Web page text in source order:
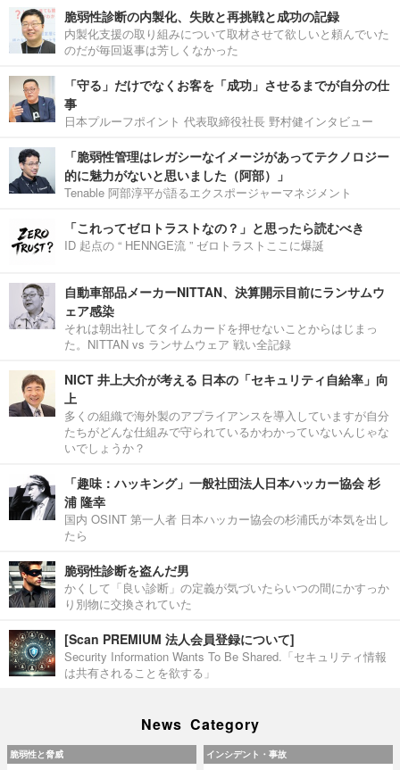
脆弱性診断の内製化、失敗と再挑戦と成功の記録
内製化支援の取り組みについて取材させて欲しいと頼んでいた
のだが毎回返事は芳しくなかった
「守る」だけでなくお客を「成功」させるまでが自分の仕
事
日本プルーフポイント 代表取締役社長 野村健インタビュー
「脆弱性管理はレガシーなイメージがあってテクノロジー
的に魅力がないと思いました（阿部）」
Tenable 阿部淳平が語るエクスポージャーマネジメント
「これってゼロトラストなの？」と思ったら読むべき
ID 起点の “ HENNGE流 ” ゼロトラストここに爆誕
自動車部品メーカーNITTAN、決算開示目前にランサムウ
ェア感染
それは朝出社してタイムカードを押せないことからはじまっ
た。NITTAN vs ランサムウェア 戦い全記録
NICT 井上大介が考える 日本の「セキュリティ自給率」向
上
多くの組織で海外製のアプライアンスを導入していますが自分
たちがどんな仕組みで守られているかわかっていないんじゃな
いでしょうか？
「趣味：ハッキング」一般社団法人日本ハッカー協会 杉
浦 隆幸
国内 OSINT 第一人者 日本ハッカー協会の杉浦氏が本気を出し
たら
脆弱性診断を盗んだ男
かくして「良い診断」の定義が気づいたらいつの間にかすっか
り別物に交換されていた
[Scan PREMIUM 法人会員登録について]
Security Information Wants To Be Shared.「セキュリティ情報
は共有されることを欲する」
News Category
脆弱性と脅威 インシデント・事故